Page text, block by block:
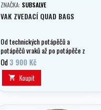
ZNAČKA: SUBSALVE
VAK ZVEDACÍ QUAD BAGS
Od technických potápěčů a
potápěčů vraků až po potápěče z
oblasti veřejné bezpečnosti, používá
tento víceúčelový nástroj mnoha
způsoby, včetně obnovy předmětů
nebo jako suchý vak k uchování a
ochraně cenností nebo osobních
věcí.
Od 3 900 Kč
 Koupit